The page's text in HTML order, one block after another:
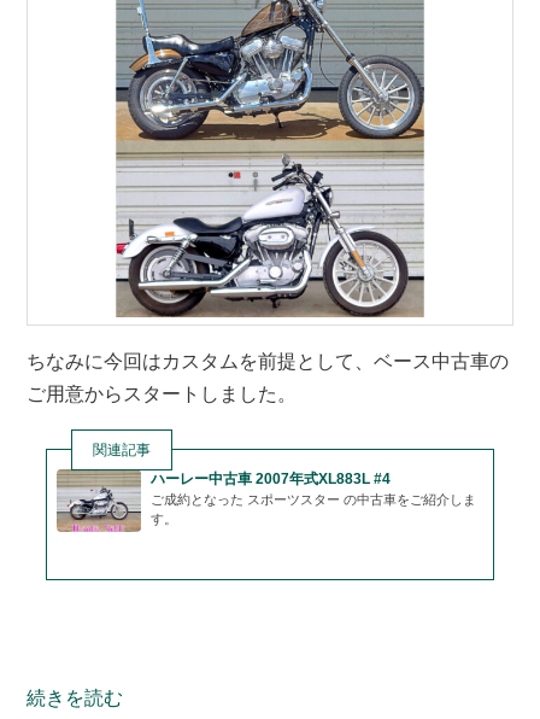
ちなみに今回はカスタムを前提として、ベース中古車の
ご用意からスタートしました。
関連記事
ハーレー中古車 2007年式XL883L #4
ご成約となった スポーツスター の中古車をご紹介しま
す。
続きを読む